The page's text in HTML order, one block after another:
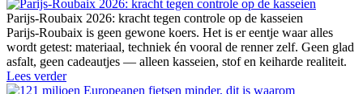
Parijs-Roubaix 2026: kracht tegen controle op de kasseien
Parijs-Roubaix is geen gewone koers. Het is er eentje waar alles
wordt getest: materiaal, techniek én vooral de renner zelf. Geen glad
asfalt, geen cadeautjes — alleen kasseien, stof en keiharde realiteit.
Lees verder